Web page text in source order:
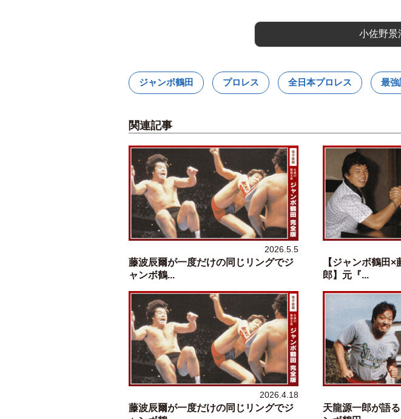
小佐野景
ジャンボ鶴田 プロレス 全日本プロレス 最強
関連記事
2026.5.5
藤波辰爾が一度だけの同じリングでジ
ャンボ鶴...
【ジャンボ鶴田
郎】元『...
2026.4.18
藤波辰爾が一度だけの同じリングでジ
天龍源一郎が語